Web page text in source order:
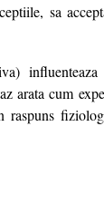
sa
arata cum